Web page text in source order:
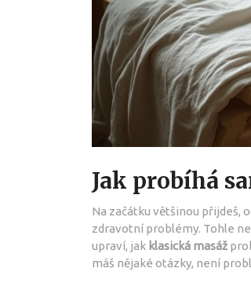
Jak probíhá
Na začátku většinou přijdeš,
zdravotní problémy. Tohle
upraví, jak klasická masáž
máš nějaké otázky, není